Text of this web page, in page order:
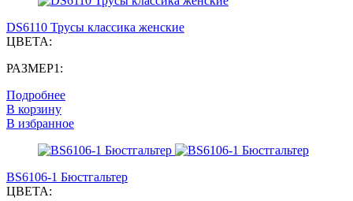
DS6110 Трусы классика женские
ЦВЕТА:
РАЗМЕР1:
Подробнее
В корзину
В избранное
BS6106-1 Бюстгальтер
ЦВЕТА: